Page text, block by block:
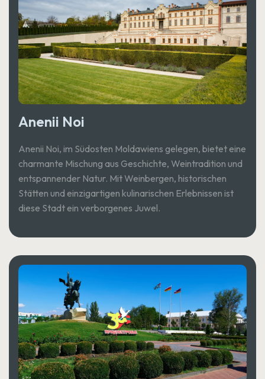
Anenii Noi
Anenii Noi, im Südosten Moldawiens gelegen, bietet eine
charmante Mischung aus Geschichte, Weintradition und
entspannender Natur. Mit Weinbergen, historischen
Stätten und einzigartigen kulinarischen Erlebnissen ist
diese Stadt ein verborgenes Juwel.